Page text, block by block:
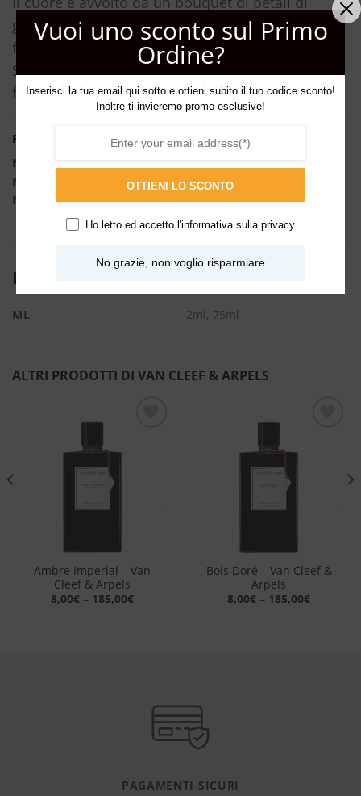
gelsomino che irradia di energia il fiore di
frangipane.
Sul finale, cera d’api e vaniglia rendono la
fragranza estremamente sensuale.
Piramide olfattiva
Note di testa:
Note di cuore:
Gelsomino Sambac, Fiori di Frangipane
Note di fondo:Cera d’api, Vaniglia
INFORMAZIONI AGGIUNTIVE
ML 2ml, 75ml
ALTRI PRODOTTI DI VAN CLEEF & ARPELS
alla lista
Ambre Imperial – Van
Cleef & Arpels
8,00€ – 185,00€
alla lista
Bois Doré – Van Cleef &
Arpels
8,00€ – 185,00€
PAGAMENTI SICURI
Vuoi uno sconto sul Primo
Ordine?
Inserisci la tua email qui sotto e ottieni subito il tuo codice sconto!
Inoltre ti invieremo promo esclusive!
OTTIENI LO SCONTO
Ho letto ed accetto l'informativa sulla privacy
No grazie, non voglio risparmiare